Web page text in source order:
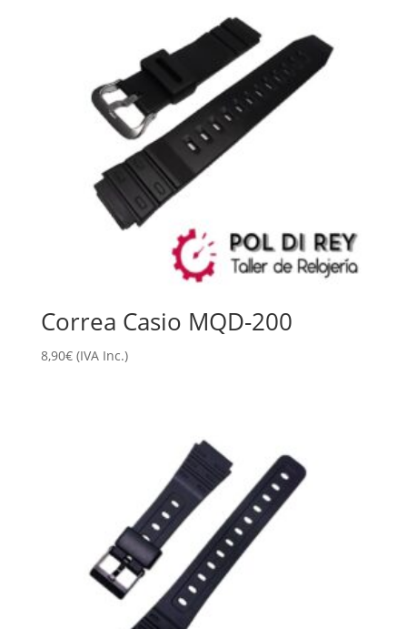
Correa Casio MQD-200
8,90€ (IVA Inc.)